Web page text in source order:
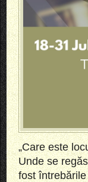
„Care este
Unde se
fost